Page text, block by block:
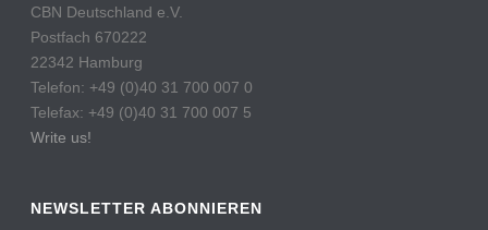
CBN Deutschland e.V.
Postfach 670222
22342 Hamburg
Telefon: +49 (0)40 31 700 007 0
Telefax: +49 (0)40 31 700 007 5
Write us!
NEWSLETTER ABONNIEREN